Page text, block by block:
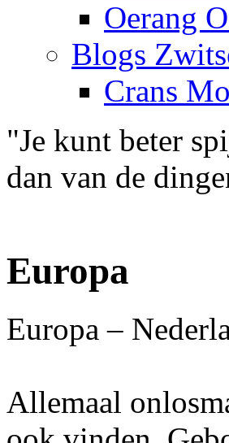
Oerang
Blogs
Crans
"Je kunt beter
dan van de
Europa
Europa –
Allemaal